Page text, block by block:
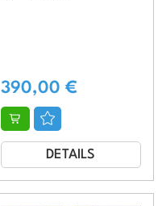
390,00 €
DETAILS